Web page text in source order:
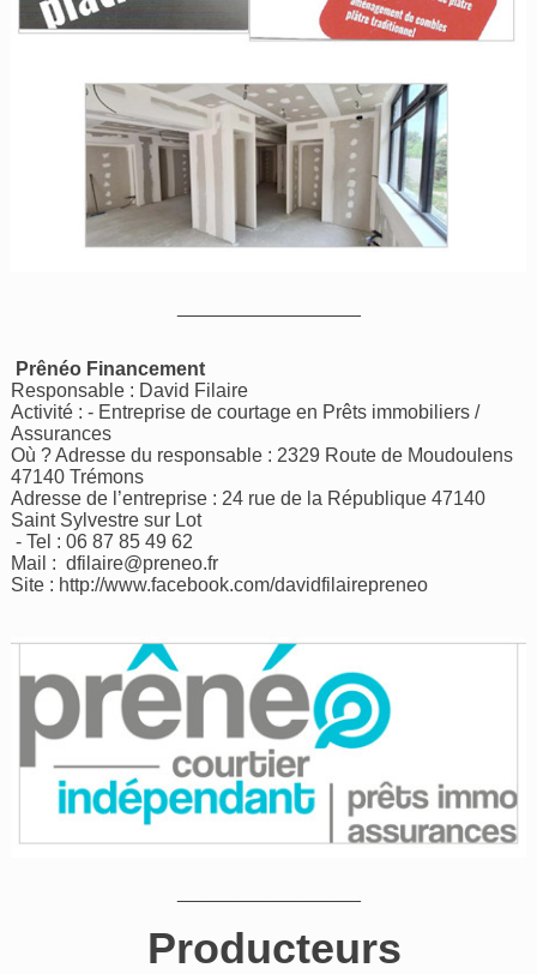
Prênéo Financement
Responsable : David Filaire
Activité : - Entreprise de courtage en Prêts immobiliers /
Assurances
Où ? Adresse du responsable : 2329 Route de Moudoulens
47140 Trémons
Adresse de l’entreprise : 24 rue de la République 47140
Saint Sylvestre sur Lot
- Tel : 06 87 85 49 62
Mail :dfilaire@preneo.fr
Site : http://www.facebook.com/davidfilairepreneo
Producteurs